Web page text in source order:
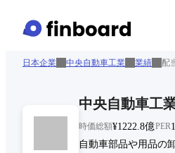
日本企業 中央自動車工業 業績 配
中央自動車工
時価総額¥1222.8億PER
自動車部品や用品の